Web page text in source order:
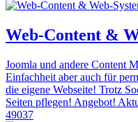
Web-Content &
Joomla und andere Content
Einfachheit aber auch für
die eigene Webseite! Trotz
Seiten pflegen! Angebot!
49037